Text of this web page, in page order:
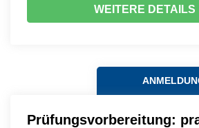
WEITERE DETAILS
Prüfungsvorbereitung: